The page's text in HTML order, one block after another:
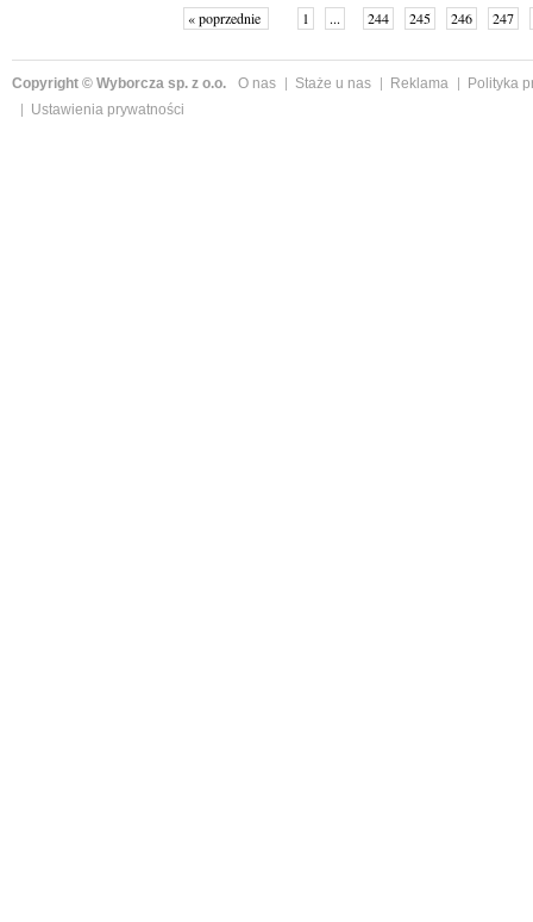
« poprzednie 1 ... 244 245 246 247
Copyright © Wyborcza sp. z o.o. O nas Staże u nas Reklama
Polityka
Ustawienia prywatności